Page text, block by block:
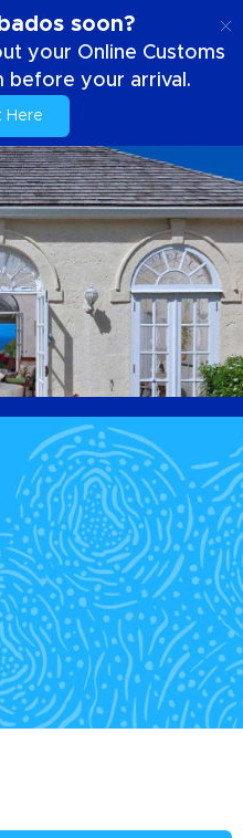
soon?
your Online Customs
before your arrival.
Here